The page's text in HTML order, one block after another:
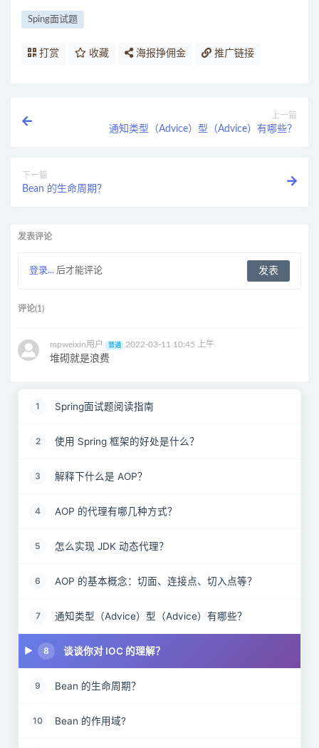
Sping面试题
打赏 收藏 海报挣佣金 推广链接
上一篇
通知类型（Advice）型（Advice）有哪些？
下一篇
Bean 的生命周期？
发表评论
登录... 后才能评论
评论(1)
mpweixin用户 普通 2022-03-11 10:45 上午
堆砌就是浪费
1 Spring面试题阅读指南
2 使用 Spring 框架的好处是什么？
3 解释下什么是 AOP？
4 AOP 的代理有哪几种方式？
5 怎么实现 JDK 动态代理？
6 AOP 的基本概念：切面、连接点、切入点等？
7 通知类型（Advice）型（Advice）有哪些？
8 谈谈你对 IOC 的理解？
9 Bean 的生命周期？
10 Bean 的作用域?